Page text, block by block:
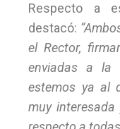
Respecto a
destacó:
el Rector,
enviadas a la
estemos ya al
muy